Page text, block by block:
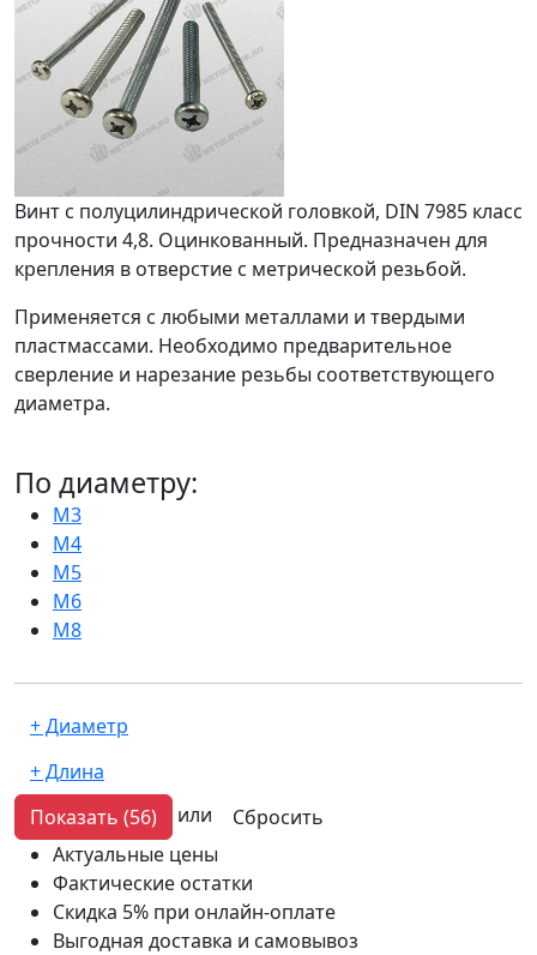
Винт с полуцилиндрической головкой, DIN 7985 класс
прочности 4,8. Оцинкованный. Предназначен для
крепления в отверстие с метрической резьбой.
Применяется с любыми металлами и твердыми
пластмассами. Необходимо предварительное
сверление и нарезание резьбы соответствующего
диаметра.
По диаметру:
М3
М4
М5
М6
М8
Показать (56) или
Сбросить
Актуальные цены
Фактические остатки
Скидка 5% при онлайн-оплате
Выгодная доставка и самовывоз